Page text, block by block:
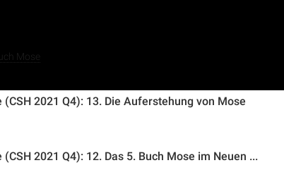
Mose
2021 Q4): 13. Die Auferstehung von Mose
2021 Q4): 12. Das 5. Buch Mose im Neuen ...